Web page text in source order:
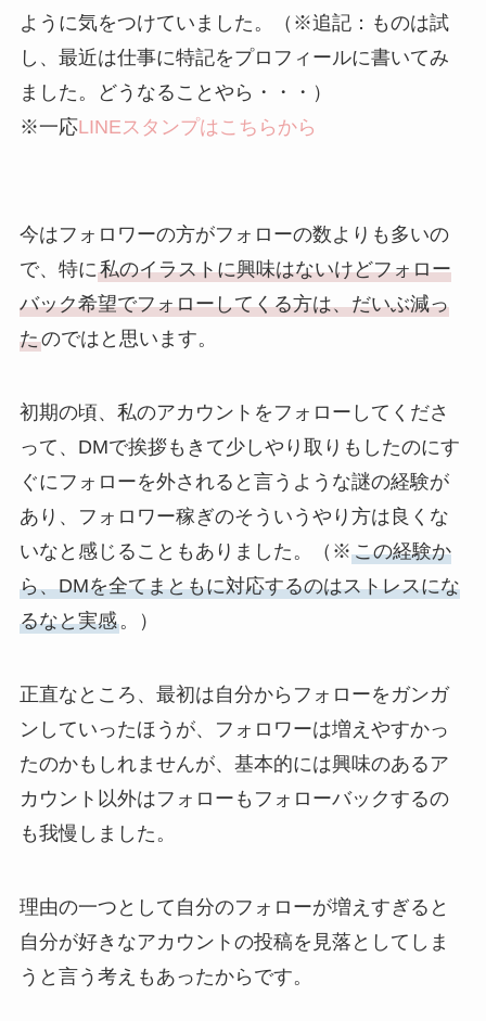
ように気をつけていました。（※追記：ものは試
し、最近は仕事に特記をプロフィールに書いてみ
ました。どうなることやら・・・）
※一応LINEスタンプはこちら から
今はフォロワーの方がフォローの数よりも多いの
で、特に私のイラストに興味はないけどフォロー
バック希望でフォローしてくる方は、だいぶ減っ
たのではと思います。
初期の頃、私のアカウントをフォローしてくださ
って、DMで挨拶もきて少しやり取りもしたのにす
ぐにフォローを外されると言うような謎の経験が
あり、フォロワー稼ぎのそういうやり方は良くな
いなと感じることもありました。（※この経験か
ら、DMを全てまともに対応するのはストレスにな
るなと実感。）
正直なところ、最初は自分からフォローをガンガ
ンしていったほうが、フォロワーは増えやすかっ
たのかもしれませんが、基本的には興味のあるア
カウント以外はフォローもフォローバックするの
も我慢しました。
理由の一つとして自分のフォローが増えすぎると
自分が好きなアカウントの投稿を見落としてしま
うと言う考えもあったからです。